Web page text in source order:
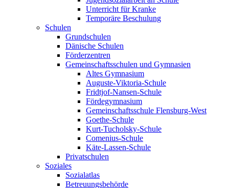
Unterricht für Kranke
Temporäre Beschulung
Schulen
Grundschulen
Dänische Schulen
Förderzentren
Gemeinschaftsschulen und Gymnasien
Altes Gymnasium
Auguste-Viktoria-Schule
Fridtjof-Nansen-Schule
Fördegymnasium
Gemeinschaftsschule Flensburg-West
Goethe-Schule
Kurt-Tucholsky-Schule
Comenius-Schule
Käte-Lassen-Schule
Privatschulen
Soziales
Sozialatlas
Betreuungsbehörde